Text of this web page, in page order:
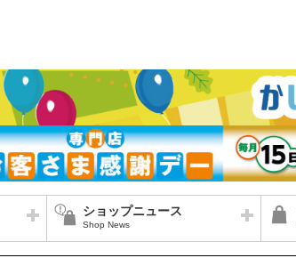
ショップニュース
Shop News